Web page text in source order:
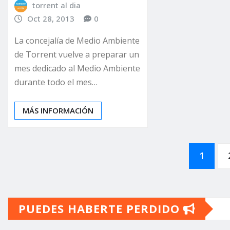
torrent al dia
Oct 28, 2013
0
La concejalía de Medio Ambiente
de Torrent vuelve a preparar un
mes dedicado al Medio Ambiente
durante todo el mes…
MÁS INFORMACIÓN
entradas
1
PUEDES HABERTE PERDIDO